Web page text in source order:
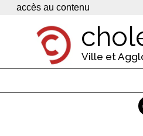
Panneau de gestion des cookies
accès au contenu
Ville et